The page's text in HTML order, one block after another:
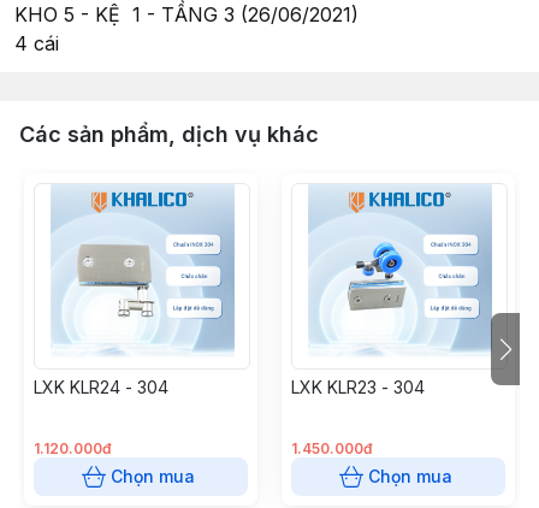
KHO 5 - KỆ 1 - TẦNG 3 (26/06/2021)
4 cái
Các sản phẩm, dịch vụ khác
LXK KLR24 - 304
1.120.000đ
Chọn mua
LXK KLR23 - 304
1.450.000đ
Chọn mua